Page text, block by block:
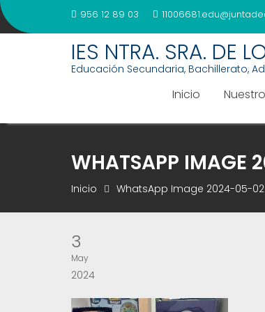
Saltar
al
956 12 89 03
IES NTRA. SRA. DE
Educación Secundaria, Bachillerato,
Inicio
WHATSAPP
Inicio WhatsApp Image 2024-05-02
3
May
2024